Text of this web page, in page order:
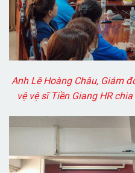
Anh Lê Hoàng Châu, Giám
vệ vệ sĩ Tiền Giang HR